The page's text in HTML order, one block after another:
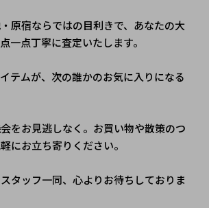
原宿ならではの目利きで、あなたの大
一点丁寧に査定いたします。
テムが、次の誰かのお気に入りになる
をお見逃しなく。お買い物や散策のつ
にお立ち寄りください。
タッフ一同、心よりお待ちしておりま